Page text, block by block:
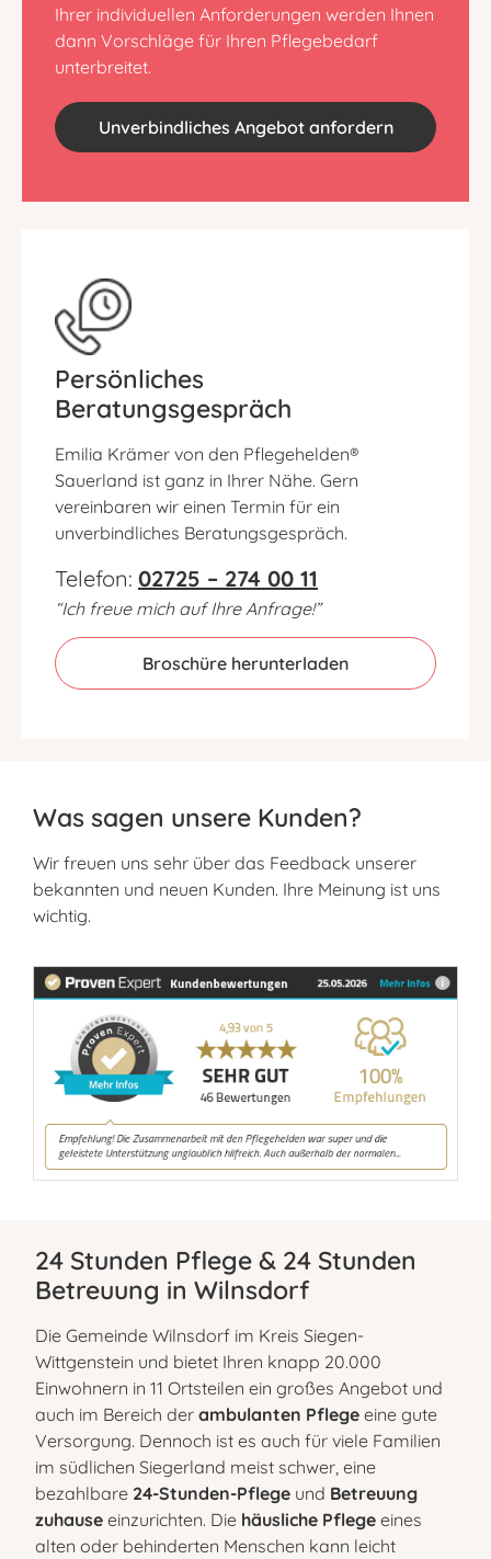
Ihrer individuellen Anforderungen werden Ihnen
dann Vorschläge für Ihren Pflegebedarf
unterbreitet.
Unverbindliches Angebot anfordern
Persönliches
Beratungsgespräch
Emilia Krämer von den Pflegehelden®
Sauerland ist ganz in Ihrer Nähe. Gern
vereinbaren wir einen Termin für ein
unverbindliches Beratungsgespräch.
Telefon: 02725 – 274 00 11
“Ich freue mich auf Ihre Anfrage!”
Broschüre herunterladen
Was sagen unsere Kunden?
Wir freuen uns sehr über das Feedback unserer
bekannten und neuen Kunden. Ihre Meinung ist uns
wichtig.
24 Stunden Pflege & 24 Stunden
Betreuung in Wilnsdorf
Die Gemeinde Wilnsdorf im Kreis Siegen-
Wittgenstein und bietet Ihren knapp 20.000
Einwohnern in 11 Ortsteilen ein großes Angebot und
auch im Bereich derambulanten Pflege eine gute
Versorgung. Dennoch ist es auch für viele Familien
im südlichen Siegerland meist schwer, eine
bezahlbare 24-Stunden-Pflege und Betreuung
zuhause einzurichten. Die häusliche Pflege eines
alten oder behinderten Menschen kann leicht